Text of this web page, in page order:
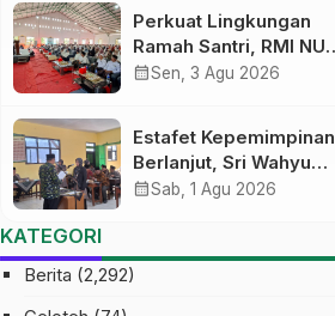
Kepemimpinan
Nahdliyah
Perkuat Lingkungan
Ramah Santri, RMI NU
Gelar ‘Sambang
calendar_monthSen, 3 Agu 2026
Estafet Kepemimpinan
Berlanjut, Sri Wahyu
Susilowati Resmi
calendar_monthSab, 1 Agu 2026
KATEGORI
Berita (2,292)